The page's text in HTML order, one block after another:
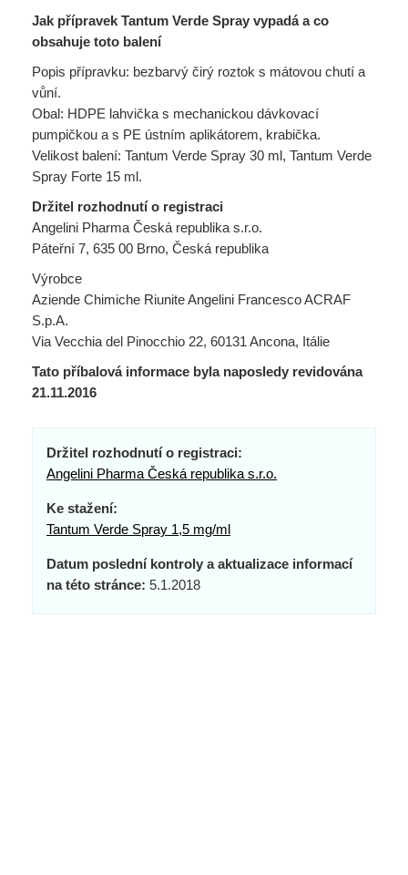
Jak přípravek Tantum Verde Spray vypadá a co
obsahuje toto balení
Popis přípravku: bezbarvý čirý roztok s mátovou chutí a
vůní.
Obal: HDPE lahvička s mechanickou dávkovací
pumpičkou a s PE ústním aplikátorem, krabička.
Velikost balení: Tantum Verde Spray 30 ml, Tantum Verde
Spray Forte 15 ml.
Držitel rozhodnutí o registraci
Angelini Pharma Česká republika s.r.o.
Páteřní 7, 635 00 Brno, Česká republika
Výrobce
Aziende Chimiche Riunite Angelini Francesco ACRAF
S.p.A.
Via Vecchia del Pinocchio 22, 60131 Ancona, Itálie
Tato příbalová informace byla naposledy revidována
21.11.2016
Držitel rozhodnutí o registraci:
Angelini Pharma Česká republika s.r.o.
Ke stažení:
Tantum Verde Spray 1,5 mg/ml
Datum poslední kontroly a aktualizace informací
na této stránce: 5.1.2018